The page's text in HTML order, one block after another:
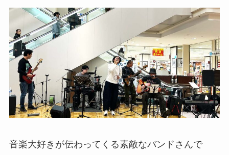
音楽大好きが伝わってくる素敵なバンドさんで